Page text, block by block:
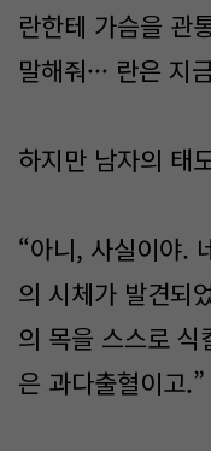
란한테 가슴을 관
말해줘··· 란은 지
하지만 남자의 태
“아니, 사실이야.
의 시체가 발견되
의 목을 스스로 식
은 과다출혈이고.”